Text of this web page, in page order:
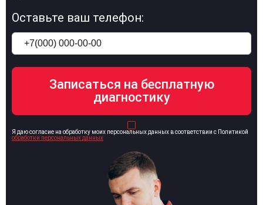
Оставьте ваш телефон:
Я даю согласие на обработку моих персональных данных в соответствии с Политикой
обработки персональных данных